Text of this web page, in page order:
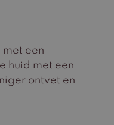
een
huid met een
ontvet en